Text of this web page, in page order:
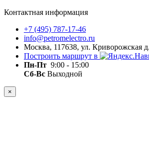
Контактная информация
+7 (495) 787-17-46
info@petromelectro.ru
Москва, 117638, ул. Криворожская
Построить маршрут в
Пн-Пт 9:00 - 15:00
Сб-Вс Выходной
×